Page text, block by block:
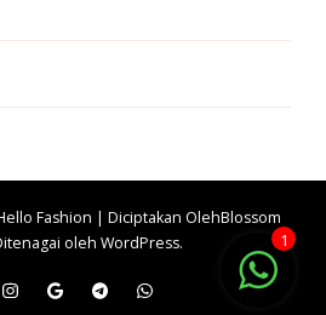
Fashion | Diciptakan OlehBlossom
oleh WordPress. 1